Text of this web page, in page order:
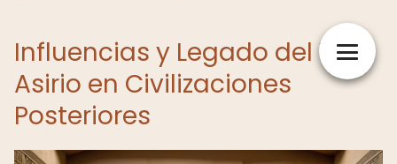
Influencias y Legado del Vino
Asirio en Civilizaciones
Posteriores